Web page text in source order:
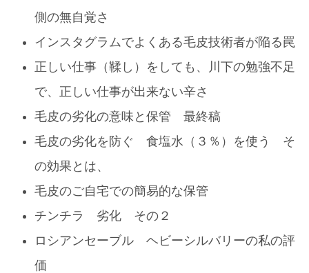
側の無自覚さ
インスタグラムでよくある毛皮技術者が陥る罠
正しい仕事（鞣し）をしても、川下の勉強不足
で、正しい仕事が出来ない辛さ
毛皮の劣化の意味と保管 最終稿
毛皮の劣化を防ぐ 食塩水（３％）を使う そ
の効果とは、
毛皮のご自宅での簡易的な保管
チンチラ 劣化 その２
ロシアンセーブル ヘビーシルバリーの私の評
価